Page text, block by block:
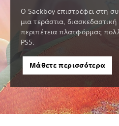
Ο Sackboy επιστρέφει στη
μια τεράστια,
περιπέτεια πλατφόρμας
PS5.
Μάθετε περισσότερα